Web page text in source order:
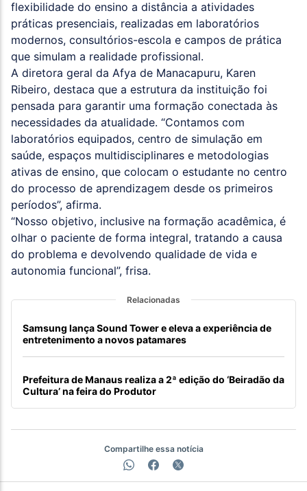
flexibilidade do ensino a distância a atividades
práticas presenciais, realizadas em laboratórios
modernos, consultórios-escola e campos de prática
que simulam a realidade profissional.
A diretora geral da Afya de Manacapuru, Karen
Ribeiro, destaca que a estrutura da instituição foi
pensada para garantir uma formação conectada às
necessidades da atualidade. “Contamos com
laboratórios equipados, centro de simulação em
saúde, espaços multidisciplinares e metodologias
ativas de ensino, que colocam o estudante no centro
do processo de aprendizagem desde os primeiros
períodos”, afirma.
“Nosso objetivo, inclusive na formação acadêmica, é
olhar o paciente de forma integral, tratando a causa
do problema e devolvendo qualidade de vida e
autonomia funcional”, frisa.
Relacionadas
Samsung lança Sound Tower e eleva a experiência de
entretenimento a novos patamares
Prefeitura de Manaus realiza a 2ª edição do ‘Beiradão da
Cultura’ na feira do Produtor
Compartilhe essa notícia